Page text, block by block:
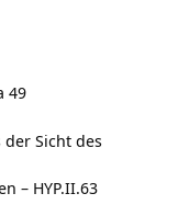
49
Sicht des
– HYP.II.63